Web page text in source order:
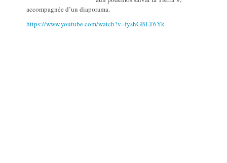
accompagnée d’un diaporama.
https://www.youtube.com/watch?v=fyshGBLT6Yk